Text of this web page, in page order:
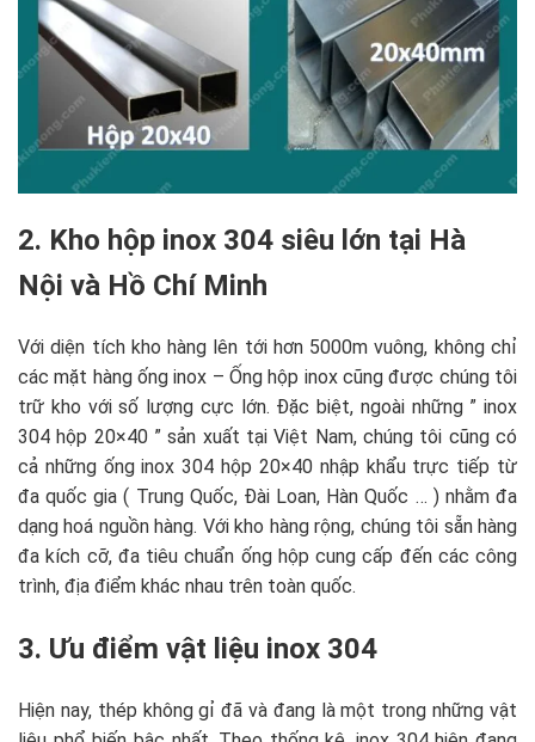
2. Kho hộp inox 304 siêu lớn tại Hà
Nội và Hồ Chí Minh
Với diện tích kho hàng lên tới hơn 5000m vuông, không chỉ
các mặt hàng ống inox – Ống hộp inox cũng được chúng tôi
trữ kho với số lượng cực lớn. Đặc biệt, ngoài những ” inox
304 hộp 20×40 ” sản xuất tại Việt Nam, chúng tôi cũng có
cả những ống inox 304 hộp 20×40 nhập khẩu trực tiếp từ
đa quốc gia ( Trung Quốc, Đài Loan, Hàn Quốc … ) nhằm đa
dạng hoá nguồn hàng. Với kho hàng rộng, chúng tôi sẵn hàng
đa kích cỡ, đa tiêu chuẩn ống hộp cung cấp đến các công
trình, địa điểm khác nhau trên toàn quốc.
3. Ưu điểm vật liệu inox 304
Hiện nay, thép không gỉ đã và đang là một trong những vật